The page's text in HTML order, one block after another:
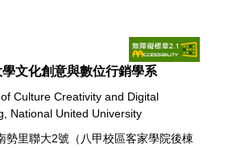
學文化創意與數位行銷學系
Culture Creativity and Digital
National United University
勢里聯大2號（八甲校區客家學院後棟